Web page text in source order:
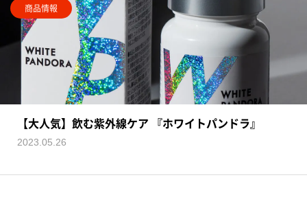
商品情報
【大人気】飲む紫外線ケア 『ホワイトパンドラ』
2023.05.26